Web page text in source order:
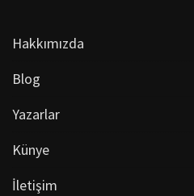
Hakkımızda
Blog
Yazarlar
Künye
İletişim